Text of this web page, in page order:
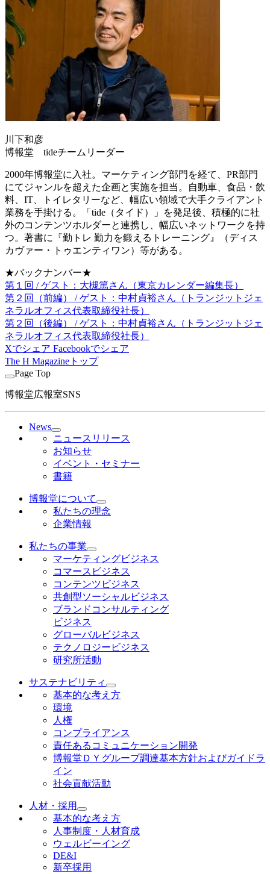
川下和彦
博報堂 tideチームリーダー
2000年博報堂に入社。マーケティング部門を経て、PR部門
にてジャンルを超えた企画と実施を担当。自動車、食品・飲
料、IT、トイレタリーなど、幅広い領域で大手クライアント
業務を手掛ける。「tide（タイド）」を発足後、積極的に社
外のコンテンツホルダーと連携し、幅広いネットワークを持
つ。著書に『勤トレ 勤力を鍛えるトレーニング』（ディス
カヴァー・トゥエンティワン）等がある。
★バックナンバー★
第１回 / ゲスト：大槻篤さん（東京カレンダー編集長）
第２回（前編） / ゲスト：中村貞裕さん（トランジットジェ
ネラルオフィス代表取締役社長）
第２回（後編） / ゲスト：中村貞裕さん（トランジットジェ
ネラルオフィス代表取締役社長）
Xでシェア Facebookでシェア
The H Magazineトップ
Page Top
博報堂広報室SNS
News
ニュースリリース
お知らせ
イベント・セミナー
書籍
博報堂について
私たちの理念
企業情報
私たちの事業
マーケティングビジネス
コマースビジネス
コンテンツビジネス
共創型ソーシャルビジネス
ブランドコンサルティング
ビジネス
グローバルビジネス
テクノロジービジネス
研究所活動
サステナビリティ
基本的な考え方
環境
人権
コンプライアンス
責任あるコミュニケーション開発
博報堂ＤＹグループ調達基本方針およびガイドラ
イン
社会貢献活動
人材・採用
基本的な考え方
人事制度・人材育成
ウェルビーイング
DE&I
新卒採用